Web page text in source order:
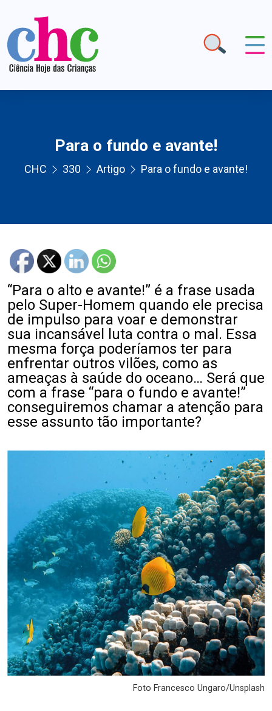
Para o fundo e avante!
CHC 330 Artigo Para o fundo e avante!
“Para o alto e avante!” é a frase usada
pelo Super-Homem quando ele precisa
de impulso para voar e demonstrar
sua incansável luta contra o mal. Essa
mesma força poderíamos ter para
enfrentar outros vilões, como as
ameaças à saúde do oceano… Será que
com a frase “para o fundo e avante!”
conseguiremos chamar a atenção para
esse assunto tão importante?
Foto Francesco Ungaro/Unsplash